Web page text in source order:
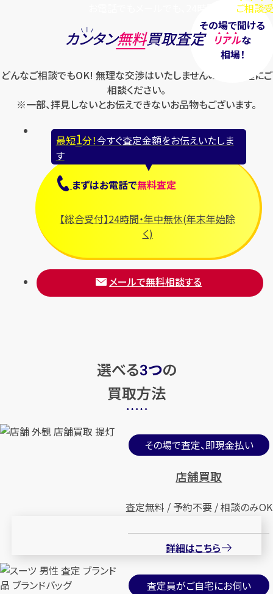
ご相談
その場で聞ける
リアルな
相場！
カンタン無料買取査定
どんなご相談でもOK! 無理な交渉はいたしませんのでお気軽にご
相談ください。
※一部、拝見しないとお伝えできないお品物もございます。
最短1分！今すぐ査定金額をお伝えいたしま
す
まずはお電話で無料査定
【総合受付】24時間・年中無休(年末年始除
く)
メールで無料相談する
選べる3つの
買取方法
その場で査定、即現金払い
店舗買取
査定無料 / 予約不要 / 相談のみOK
詳細はこちら
査定員がご自宅にお伺い